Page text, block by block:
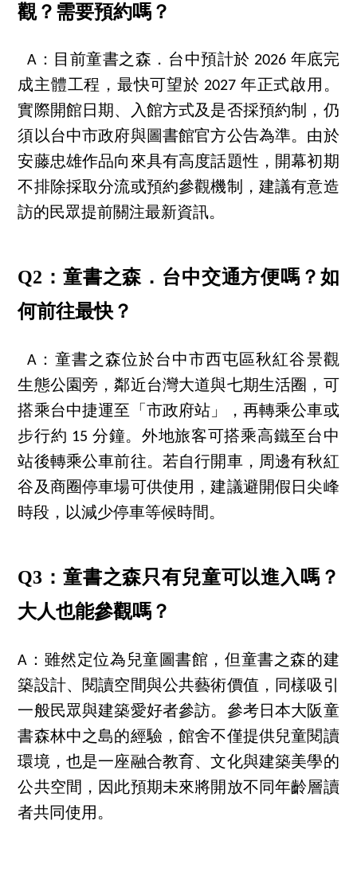
觀？需要預約嗎？
A：目前童書之森．台中預計於 2026 年底完
成主體工程，最快可望於 2027 年正式啟用。
實際開館日期、入館方式及是否採預約制，仍
須以台中市政府與圖書館官方公告為準。由於
安藤忠雄作品向來具有高度話題性，開幕初期
不排除採取分流或預約參觀機制，建議有意造
訪的民眾提前關注最新資訊。
Q2：童書之森．台中交通方便嗎？如
何前往最快？
A：童書之森位於台中市西屯區秋紅谷景觀
生態公園旁，鄰近台灣大道與七期生活圈，可
搭乘台中捷運至「市政府站」，再轉乘公車或
步行約 15 分鐘。外地旅客可搭乘高鐵至台中
站後轉乘公車前往。若自行開車，周邊有秋紅
谷及商圈停車場可供使用，建議避開假日尖峰
時段，以減少停車等候時間。
Q3：童書之森只有兒童可以進入嗎？
大人也能參觀嗎？
A：雖然定位為兒童圖書館，但童書之森的建
築設計、閱讀空間與公共藝術價值，同樣吸引
一般民眾與建築愛好者參訪。參考日本大阪童
書森林中之島的經驗，館舍不僅提供兒童閱讀
環境，也是一座融合教育、文化與建築美學的
公共空間，因此預期未來將開放不同年齡層讀
者共同使用。